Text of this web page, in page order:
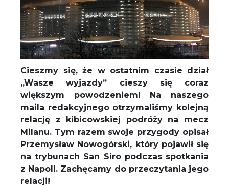
Cieszmy się, że w ostatnim czasie dział
„Wasze wyjazdy” cieszy się coraz
większym powodzeniem! Na naszego
maila redakcyjnego otrzymaliśmy kolejną
relację z kibicowskiej podróży na mecz
Milanu. Tym razem swoje przygody opisał
Przemysław Nowogórski, który pojawił się
na trybunach San Siro podczas spotkania
z Napoli. Zachęcamy do przeczytania jego
relacji!